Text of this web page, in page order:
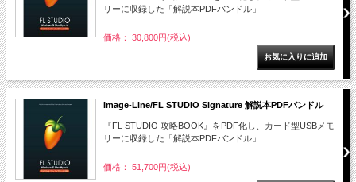
リーに収録した「解説本PDFバンドル」
価格： 30,800円(税込)
Image-Line/FL STUDIO Signature 解説本PDFバンドル
『FL STUDIO 攻略BOOK』をPDF化し、カード型USBメモ
リーに収録した「解説本PDFバンドル」
価格： 51,700円(税込)